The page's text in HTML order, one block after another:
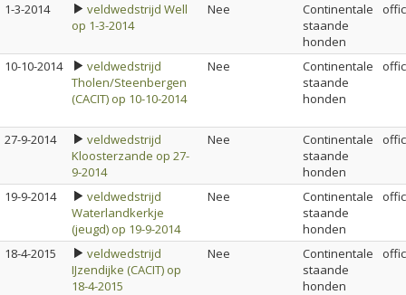
1-3-2014
veldwedstrijd Well
op 1-3-2014
Nee
Continentale
staande
honden
10-10-2014
veldwedstrijd
Tholen/Steenbergen
(CACIT) op 10-10-2014
Nee
Continentale
staande
honden
27-9-2014
veldwedstrijd
Kloosterzande op 27-
9-2014
Nee
Continentale
staande
honden
19-9-2014
veldwedstrijd
Waterlandkerkje
(jeugd) op 19-9-2014
Nee
Continentale
staande
honden
18-4-2015
veldwedstrijd
IJzendijke (CACIT) op
18-4-2015
Nee
Continentale
staande
honden